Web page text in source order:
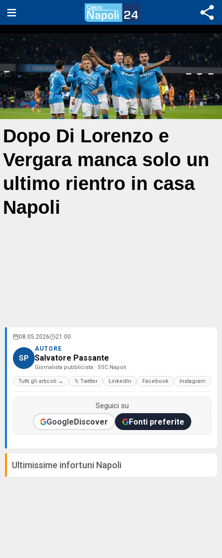
Dopo Di Lorenzo e
Vergara manca solo un
ultimo rientro in casa
Napoli
08.05.2026 21:00
SP
AUTORE
Salvatore Passante
Giornalista pubblicista · SSC Napoli
Tutti gli articoli → 𝕏 Twitter LinkedIn Facebook Instagram
Seguici su
GoogleDiscover Fonti preferite
Ultimissime infortuni Napoli